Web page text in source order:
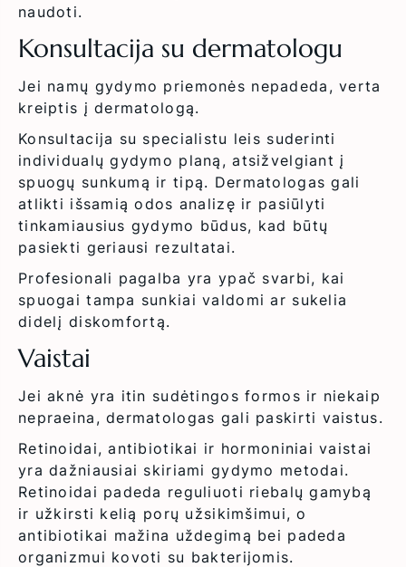
naudoti.
Konsultacija su dermatologu
Jei namų gydymo priemonės nepadeda, verta
kreiptis į dermatologą.
Konsultacija su specialistu leis suderinti
individualų gydymo planą, atsižvelgiant į
spuogų sunkumą ir tipą. Dermatologas gali
atlikti išsamią odos analizę ir pasiūlyti
tinkamiausius gydymo būdus, kad būtų
pasiekti geriausi rezultatai.
Profesionali pagalba yra ypač svarbi, kai
spuogai tampa sunkiai valdomi ar sukelia
didelį diskomfortą.
Vaistai
Jei aknė yra itin sudėtingos formos ir niekaip
nepraeina, dermatologas gali paskirti vaistus.
Retinoidai, antibiotikai ir hormoniniai vaistai
yra dažniausiai skiriami gydymo metodai.
Retinoidai padeda reguliuoti riebalų gamybą
ir užkirsti kelią porų užsikimšimui, o
antibiotikai mažina uždegimą bei padeda
organizmui kovoti su bakterijomis.